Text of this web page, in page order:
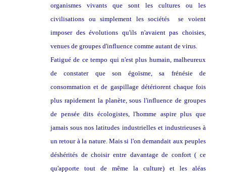
organismes vivants que sont les cultures ou les
civilisations ou simplement les sociétés se voient
imposer des évolutions qu'ils n'avaient pas choisies,
venues de groupes d'influence comme autant de virus.
Fatigué de ce tempo qui n'est plus humain, malheureux
de constater que son égoïsme, sa frénésie de
consommation et de gaspillage détériorent chaque fois
plus rapidement la planète, sous l'influence de groupes
de pensée dits écologistes, l'homme aspire plus que
jamais sous nos latitudes industrielles et industrieuses à
un retour à la nature. Mais si l'on demandait aux peuples
déshérités de choisir entre davantage de confort ( ce
qu'apporte tout de même la culture) et les aléas